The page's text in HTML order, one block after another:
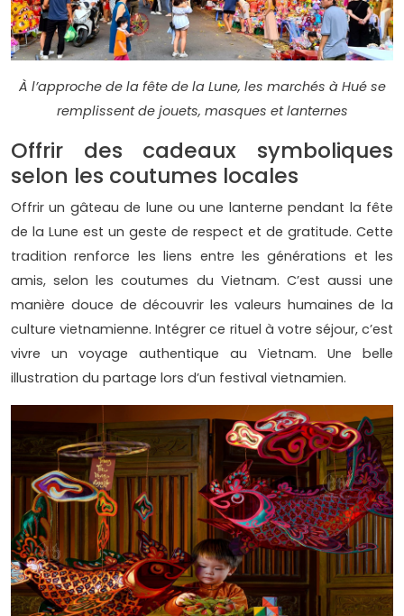
À l’approche de la fête de la Lune, les marchés à Hué se
remplissent de jouets, masques et lanternes
Offrir des cadeaux symboliques
selon les coutumes locales
Offrir un gâteau de lune ou une lanterne pendant la fête
de la Lune est un geste de respect et de gratitude. Cette
tradition renforce les liens entre les générations et les
amis, selon les coutumes du Vietnam. C’est aussi une
manière douce de découvrir les valeurs humaines de la
culture vietnamienne. Intégrer ce rituel à votre séjour, c’est
vivre un voyage authentique au Vietnam. Une belle
illustration du partage lors d’un festival vietnamien.